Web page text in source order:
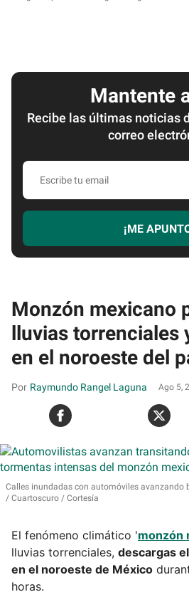
Mantente
Recibe las últimas noticias
correo
Escribe
email
¡ME
Monzón mexicano
lluvias torrenciales
en el noroeste del
Raymundo Rangel Laguna Ago 5,
Calles inundadas con automóviles avanzando
Cuartoscuro / Cortesía
El fenómeno climático 'monzón
lluvias torrenciales, descargas
en el noroeste de México
horas.